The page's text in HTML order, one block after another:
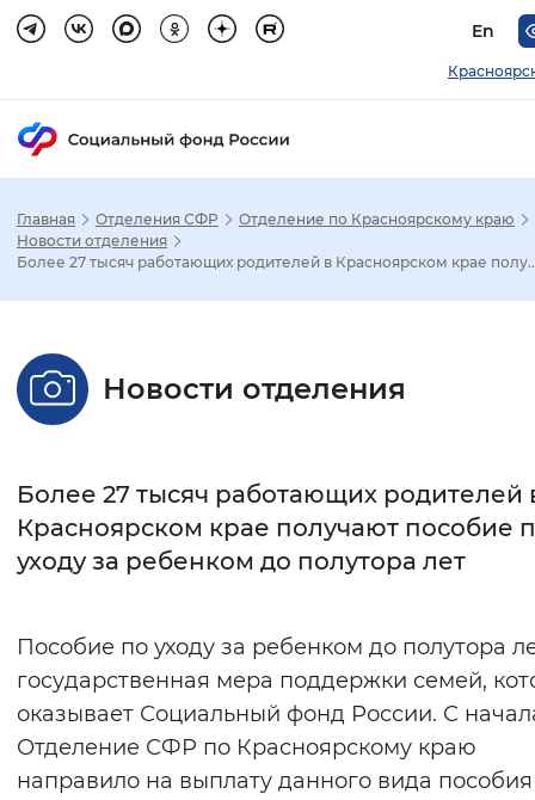
En
Настройка режима отображения
Стандартный Увеличенный
Интервал между буквами
Цвет сайта
Монохромный
Синий фон
Главная Отделения СФР
Отделение по Красноярскому краю
Новости отделения
Более 27 тысяч работающих родителей в Красноярском крае
Новости отделения
Более 27 тысяч работающих родителей
Красноярском крае получают пособие
уходу за ребенком до полутора лет
Пособие по уходу за ребенком до полутора
государственная мера поддержки семей,
оказывает Социальный фонд России. С
Отделение СФР по Красноярскому краю
направило на выплату данного вида пособия